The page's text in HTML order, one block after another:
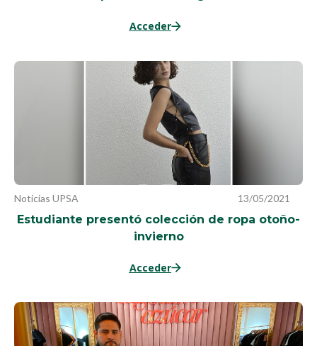
Acceder
Noticias UPSA 13/05/2021
Estudiante presentó colección de ropa otoño-
invierno
Acceder